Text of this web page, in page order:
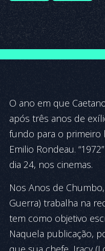
O ano em que
após três anos de
fundo para o primeiro
Emilio Rondeau.
dia 24, nos cinemas.
Nos Anos de
Guerra) trabalha na
tem como objetivo
Naquela publicação,